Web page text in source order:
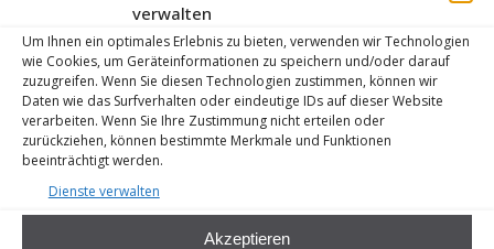
verwalten
Um Ihnen ein optimales Erlebnis zu bieten, verwenden wir Technologien
wie Cookies, um Geräteinformationen zu speichern und/oder darauf
zuzugreifen. Wenn Sie diesen Technologien zustimmen, können wir
Daten wie das Surfverhalten oder eindeutige IDs auf dieser Website
verarbeiten. Wenn Sie Ihre Zustimmung nicht erteilen oder
zurückziehen, können bestimmte Merkmale und Funktionen
beeinträchtigt werden.
Dienste verwalten
Akzeptieren
Thomas Effendy Verfasst